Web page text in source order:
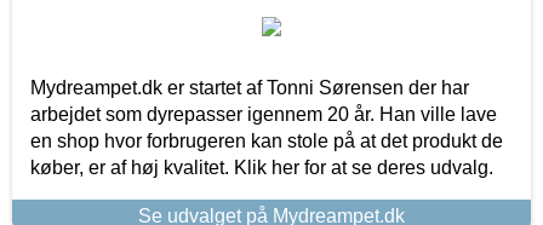
Mydreampet.dk er startet af Tonni Sørensen der har
arbejdet som dyrepasser igennem 20 år. Han ville lave
en shop hvor forbrugeren kan stole på at det produkt de
køber, er af høj kvalitet. Klik her for at se deres udvalg.
Se udvalget på Mydreampet.dk